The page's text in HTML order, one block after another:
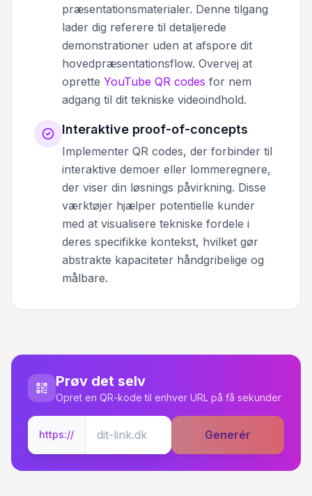
præsentationsmaterialer. Denne tilgang
lader dig referere til detaljerede
demonstrationer uden at afspore dit
hovedpræsentationsflow. Overvej at
oprette YouTube QR codes for nem
adgang til dit tekniske videoindhold.
Interaktive proof-of-concepts
Implementer QR codes, der forbinder til
interaktive demoer eller lommeregnere,
der viser din løsnings påvirkning. Disse
værktøjer hjælper potentielle kunder
med at visualisere tekniske fordele i
deres specifikke kontekst, hvilket gør
abstrakte kapaciteter håndgribelige og
målbare.
Prøv det selv
Opret en QR-kode til enhver URL på få sekunder
https:// Generér